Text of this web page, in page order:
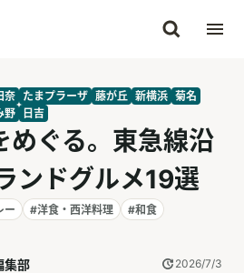
奈 たまプラーザ 藤が丘 新横浜 菊名
野 日吉
めぐる。東急線沿
ンドグルメ19選
ー #洋食・西洋料理
#和食
集部 2026/7/3